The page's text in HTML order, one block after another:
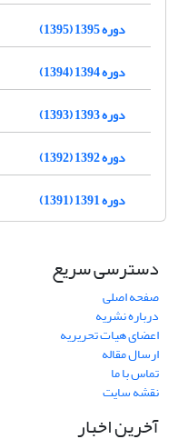
دوره 1395 (1395)
دوره 1394 (1394)
دوره 1393 (1393)
دوره 1392 (1392)
دوره 1391 (1391)
دسترسی سریع
صفحه اصلی
درباره نشریه
اعضای هیات تحریریه
ارسال مقاله
تماس با ما
نقشه سایت
آخرین اخبار